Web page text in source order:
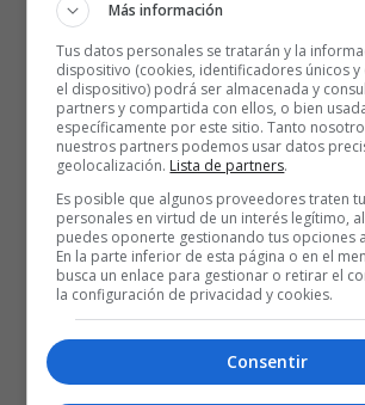
Más información
Tus datos personales se tratarán y la
dispositivo (cookies, identificadores únicos
el dispositivo) podrá ser almacenada y
partners y compartida con ellos, o bien
específicamente por este sitio. Tanto
nuestros partners podemos usar datos
geolocalización. Lista de partners.
Es posible que algunos proveedores traten
personales en virtud de un interés legítimo,
puedes oponerte gestionando tus opciones
En la parte inferior de esta página o en el
busca un enlace para gestionar o retirar el
la configuración de privacidad y cookies.
Consentir